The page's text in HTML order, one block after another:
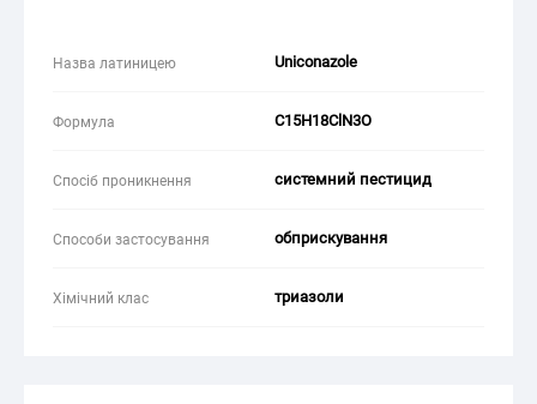
Назва латиницею Uniconazole
Формула C15H18ClN3O
Спосіб проникнення системний пестицид
Способи застосування обприскування
Хімічний клас триазоли